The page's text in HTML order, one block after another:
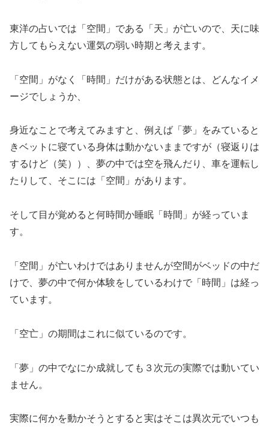
東洋の占いでは「空間」である「天」が亡いので、天に味
方してもらえない運気の弱い時期と考えます。
「空間」がなく「時間」だけがある状態とは、どんなイメ
ージでしょうか、
身近なことで考えてみますと、例えば「夢」をみていると
きベットに寝ている身体は動かないままですが（寝返りは
するけど（笑））、夢の中では空を飛んだり、車を運転し
たりして、そこには「空間」があります。
そして目が覚めると何時間か睡眠「時間」が経っていま
す。
「空間」が亡いわけではありませんが空間がベッドの中だ
けで、夢の中で何か体験をしているわけで「時間」は経っ
ています。
「空亡」の期間はこれに似ているのです。
「夢」の中でなにか成就しても３次元の実際では動いてい
ません。
実際に何かを動かそうとすると実はそこは異次元でいつも